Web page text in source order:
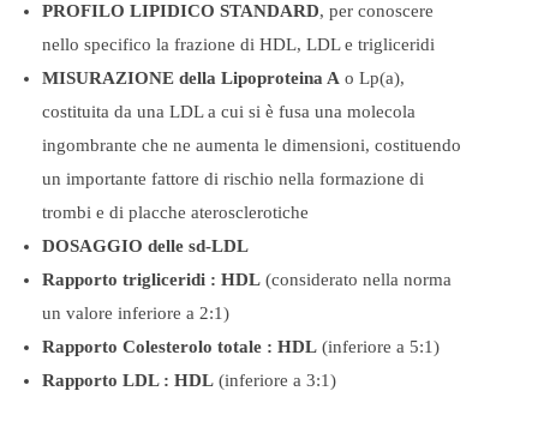
PROFILO LIPIDICO STANDARD, per conoscere
nello specifico la frazione di HDL, LDL e trigliceridi
MISURAZIONE della Lipoproteina A o Lp(a),
costituita da una LDL a cui si è fusa una molecola
ingombrante che ne aumenta le dimensioni, costituendo
un importante fattore di rischio nella formazione di
trombi e di placche aterosclerotiche
DOSAGGIO delle sd-LDL
Rapporto trigliceridi : HDL (considerato nella norma
un valore inferiore a 2:1)
Rapporto Colesterolo totale : HDL (inferiore a 5:1)
Rapporto LDL : HDL (inferiore a 3:1)